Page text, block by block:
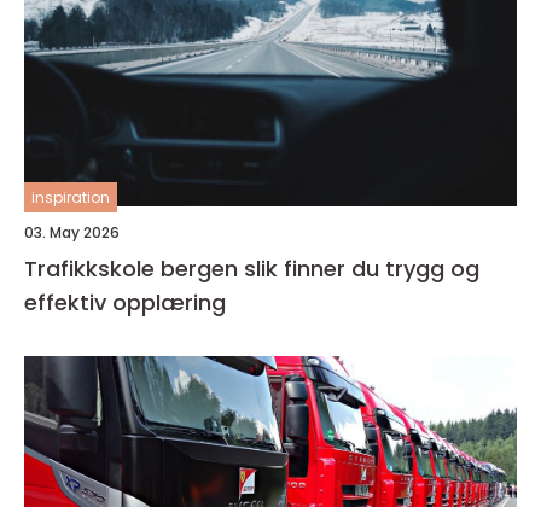
inspiration
03. May 2026
Trafikkskole bergen slik finner du trygg og
effektiv opplæring